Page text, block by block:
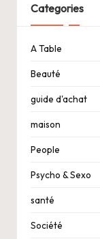
Categories
A Table
Beauté
guide d'achat
maison
People
Psycho & Sexo
santé
Société